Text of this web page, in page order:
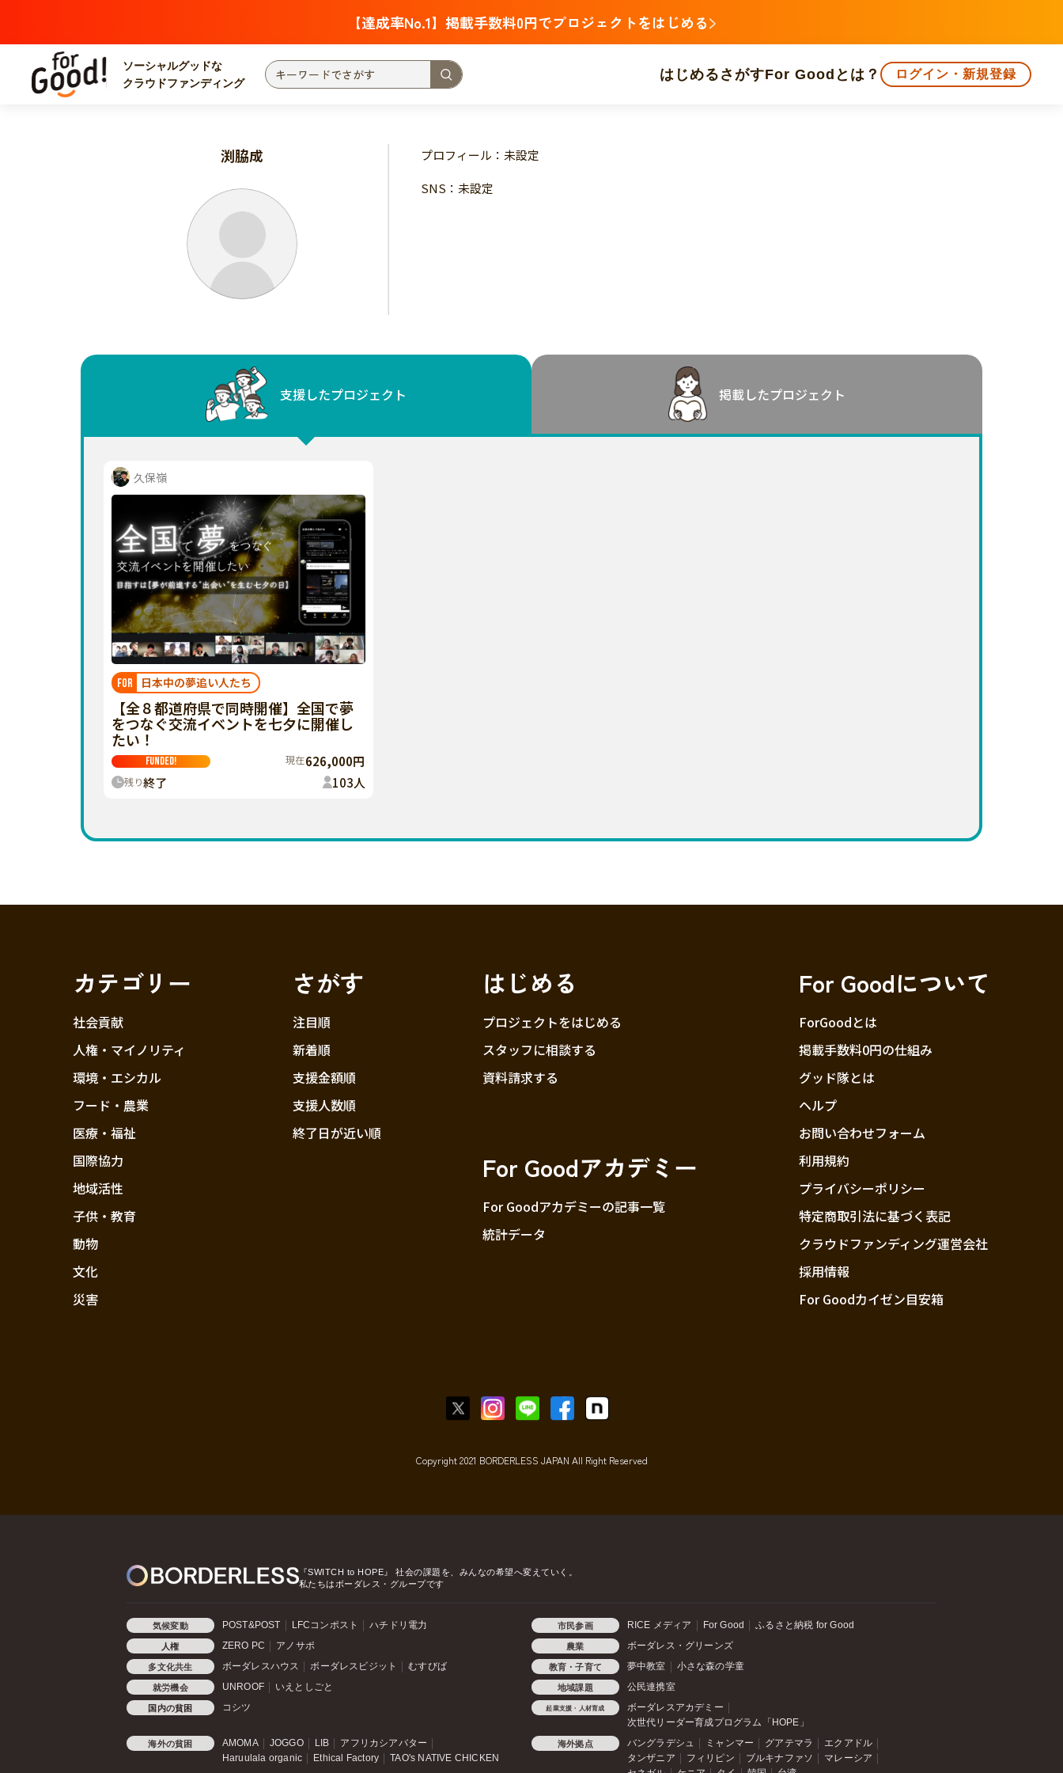
【達成率No.1】掲載手数料0円でプロジェクトをはじめる
ソーシャルグッドな
クラウドファンディング
はじめる さがすFor Goodとは？ ログイン・新規登録
注目 支援金額が多い 支援人数が多い
国際協力 子ども・教育
災害
北海道・東北
関東
新潟
中国
四国
九州・沖縄 福岡 佐賀 長崎 熊本 大分 宮崎 鹿児島 沖縄
渕脇成
プロフィール：未設定
SNS：未設定
支援したプロジェクト 掲載したプロジェクト
久保嶺
FOR 日本中の夢追い人たち
【全８都道府県で同時開催】全国で夢
をつなぐ交流イベントを七夕に開催し
たい！
FUNDED! 現在626,000円
残り終了 103人
カテゴリー
社会貢献
人権・マイノリティ
環境・エシカル
フード・農業
医療・福祉
国際協力
地域活性
子供・教育
動物
文化
災害
さがす
注目順
新着順
支援金額順
支援人数順
終了日が近い順
はじめる
プロジェクトをはじめる
スタッフに相談する
資料請求する
For Goodアカデミー
For Goodアカデミーの記事一覧
統計データ
For Goodについて
ForGoodとは
掲載手数料0円の仕組み
グッド隊とは
ヘルプ
お問い合わせフォーム
利用規約
プライバシーポリシー
特定商取引法に基づく表記
クラウドファンディング運営会社
採用情報
For Goodカイゼン目安箱
Copyright 2021 BORDERLESS JAPAN All Right Reserved
『SWITCH to HOPE』
社会の課題を、みんなの希望へ変えていく。
私たちはボーダレス・グループです
気候変動 POST&POST LFCコンポスト ハチドリ電力 市民参画 RICE メディア For Good ふるさと納税 for Good
人権 ZERO PC アノサポ 農業 ボーダレス・グリーンズ
多文化共生 ボーダレスハウス ボーダレスビジット むすびば 教育・子育て 夢中教室 小さな森の学童
就労機会 UNROOF いえとしごと 地域課題 公民連携室
国内の貧困 コシツ 起業支援・人材育成
ボーダレスアカデミー
次世代リーダー育成プログラム「HOPE」
海外の貧困 AMOMA JOGGO LIB
アフリカシアバター
Haruulala organic
Ethical Factory TAO's NATIVE CHICKEN
海外拠点 バングラデシュ ミャンマー グアテマラ
エクアドル
タンザニア
フィリピン ブルキナファソ
マレーシア